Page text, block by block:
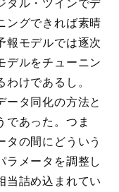
ングできれば素晴
報モデルでは逐次
デルをチューニン
けであるし。
タ同化の方法と
であった。つま
タの間にどういう
ラメータを調整し
当詰め込まれてい